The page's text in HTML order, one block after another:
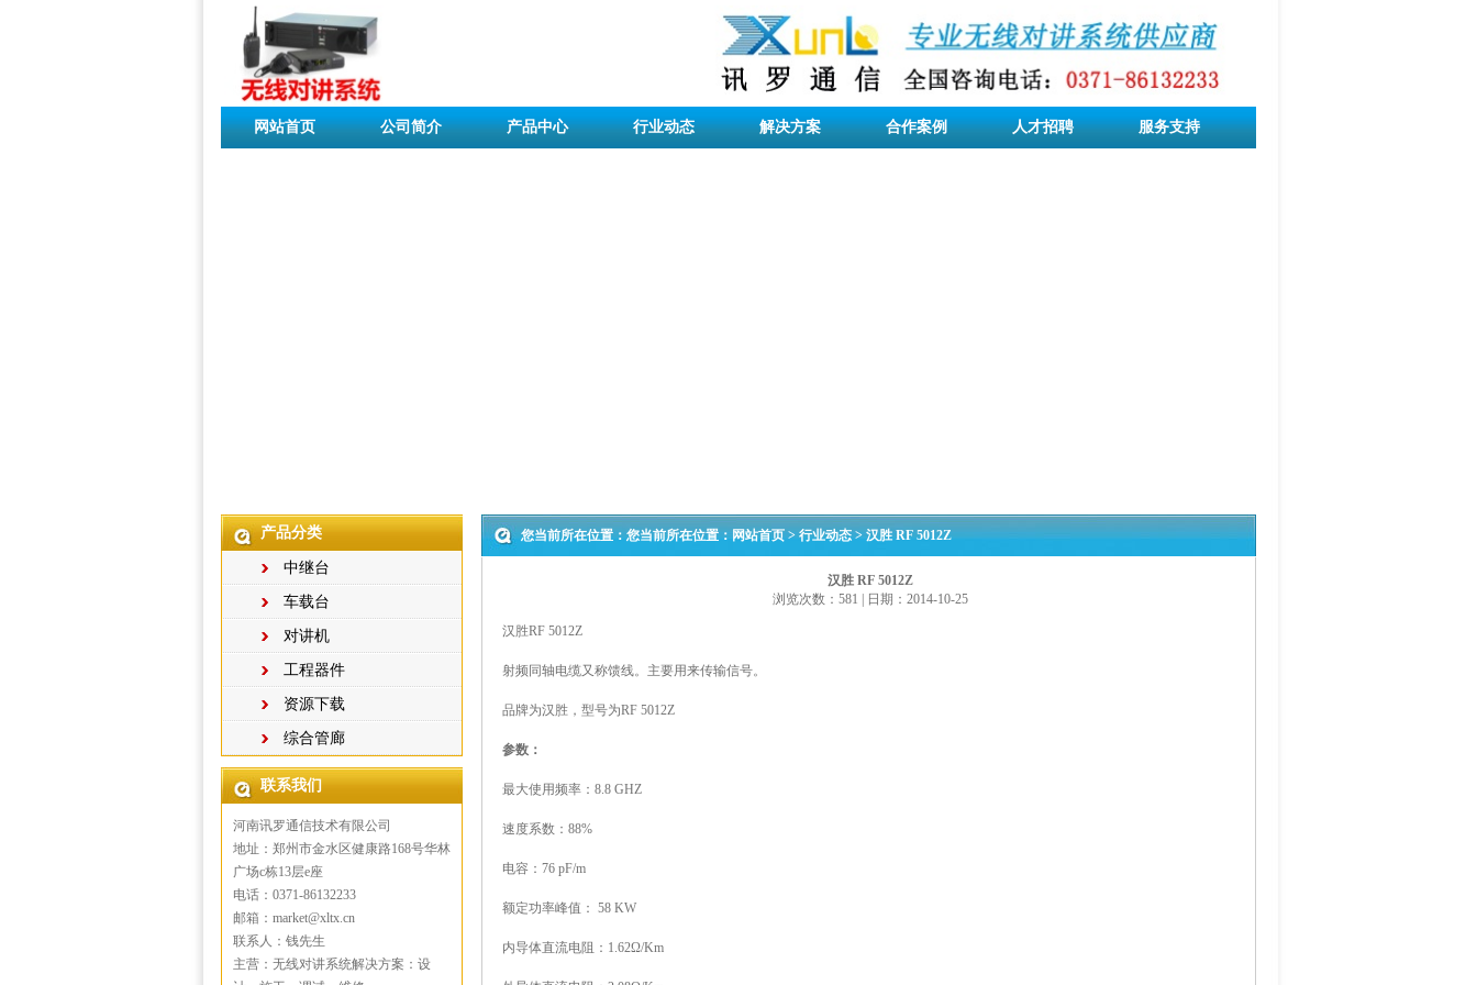
网站首页 公司简介 产品中心 行业动态 解决方案 合作案例 人才招聘 服务支持
产品分类
中继台
车载台
对讲机
工程器件
资源下载
综合管廊
联系我们
河南讯罗通信技术有限公司
地址：郑州市金水区健康路168号华林
广场c栋13层e座
电话：0371-86132233
邮箱：market@xltx.cn
联系人：钱先生
主营：无线对讲系统解决方案：设
您当前所在位置：您当前所在位置：网站首页>行业动态> 汉胜 RF 5012Z
汉胜 RF 5012Z
浏览次数：581 | 日期：2014-10-25
汉胜RF 5012Z
射频同轴电缆又称馈线。主要用来传输信号。
品牌为汉胜，型号为RF 5012Z
参数：
最大使用频率：8.8 GHZ
速度系数：88%
电容：76 pF/m
额定功率峰值： 58 KW
内导体直流电阻：1.62Ω/Km